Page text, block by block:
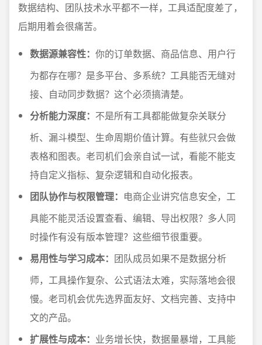
数据结构、团队技术水平都不一样，工具适配度差了，
后期用着会很痛苦。
数据源兼容性： 你的订单数据、商品信息、用户行
为都存在哪？是多平台、多系统？工具能否无缝对
接、自动同步数据？这个必须搞清楚。
分析能力深度： 不是所有工具都能做复杂关联分
析、漏斗模型、生命周期价值计算。有些就只会做
表格和图表。老司机们会亲自试一试，看能不能支
持自定义指标、复杂逻辑和自动化报表。
团队协作与权限管理： 电商企业讲究信息安全，工
具能不能灵活设置查看、编辑、导出权限？多人同
时操作有没有版本管理？这些细节很重要。
易用性与学习成本： 团队成员如果不是数据分析
师，工具操作复杂、公式语法太难，实际落地会很
慢。老司机会优先选界面友好、文档完善、支持中
文的产品。
扩展性与成本： 业务增长快，数据量暴增，工具能